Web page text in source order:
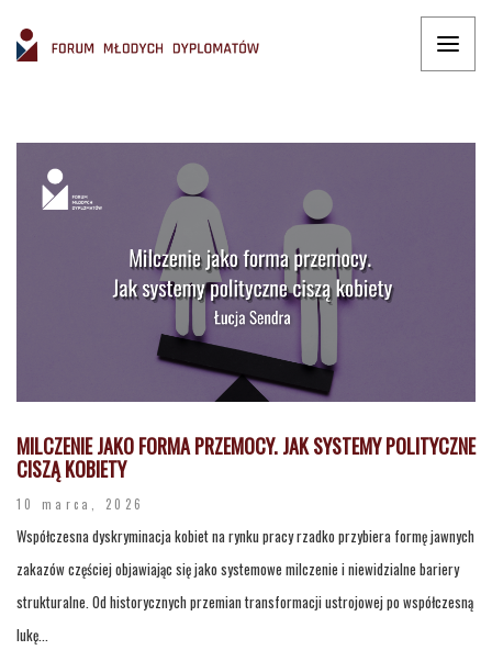
MILCZENIE JAKO FORMA PRZEMOCY. JAK SYSTEMY POLITYCZNE
CISZĄ KOBIETY
10 marca, 2026
Współczesna dyskryminacja kobiet na rynku pracy rzadko przybiera formę jawnych
zakazów częściej objawiając się jako systemowe milczenie i niewidzialne bariery
strukturalne. Od historycznych przemian transformacji ustrojowej po współczesną
lukę...